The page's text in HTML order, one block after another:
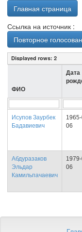
Главная страница
Ссылка на источник :
Повторное
Displayed rows: 2
ФИО
Дата
Исупов Заурбек
Бадавиевич
06
Абдуразаков
Эльдар
Камильпачаевич
06